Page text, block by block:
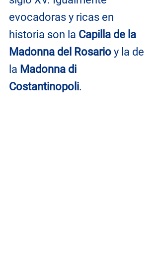
evocadoras y ricas en
historia son la Capilla de la
Madonna del Rosario y la de
la Madonna di
Costantinopoli.